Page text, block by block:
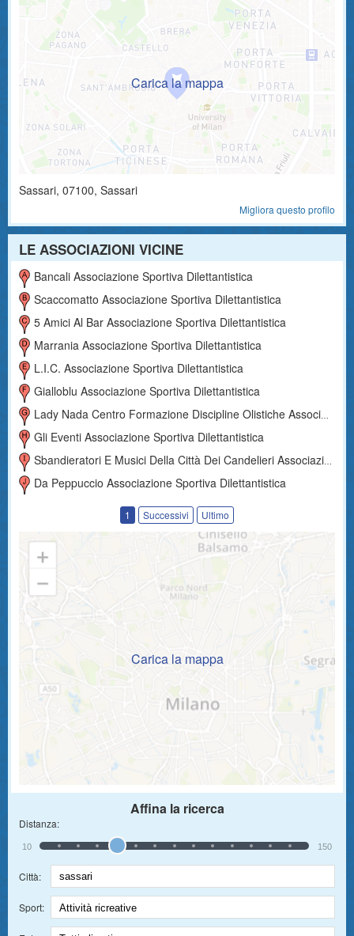
Sassari, 07100, Sassari
Migliora questo profilo
LE ASSOCIAZIONI VICINE
Bancali Associazione Sportiva Dilettantistica
Scaccomatto Associazione Sportiva Dilettantistica
5 Amici Al Bar Associazione Sportiva Dilettantistica
Marrania Associazione Sportiva Dilettantistica
L.i.c. Associazione Sportiva Dilettantistica
Gialloblu Associazione Sportiva Dilettantistica
Lady Nada Centro Formazione Discipline Olistiche Associazione Sportiva Dilettantistica
Gli Eventi Associazione Sportiva Dilettantistica
Sbandieratori E Musici Della Città Dei Candelieri Associazione Sportiva Dilettantistica
Da Peppuccio Associazione Sportiva Dilettantistica
1 Successivi Ultimo
Carica la mappa
Affina la ricerca
Distanza:
10 150
Città:
Sport: